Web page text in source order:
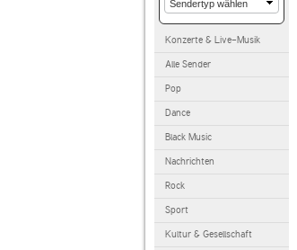
Konzerte & Live-Musik
Alle Sender
Pop
Dance
Black Music
Nachrichten
Rock
Sport
Kultur & Gesellschaft